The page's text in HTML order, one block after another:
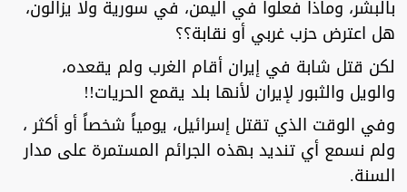
بالبشر، وماذا فعلوا في اليمن، في سورية ولا يزالون،
هل اعترض حزب غربي أو نقابة؟؟
لكن قتل شابة في إيران أقام الغرب ولم يقعده،
والويل والثبور لإيران لأنها بلد يقمع الحريات!!
وفي الوقت الذي تقتل إسرائيل، يومياً شخصاً أو أكثر ،
ولم نسمع أي تنديد بهذه الجرائم المستمرة على مدار
السنة.